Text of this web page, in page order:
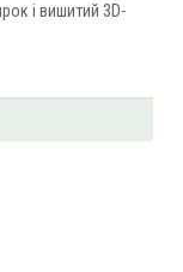
і вишитий 3D-